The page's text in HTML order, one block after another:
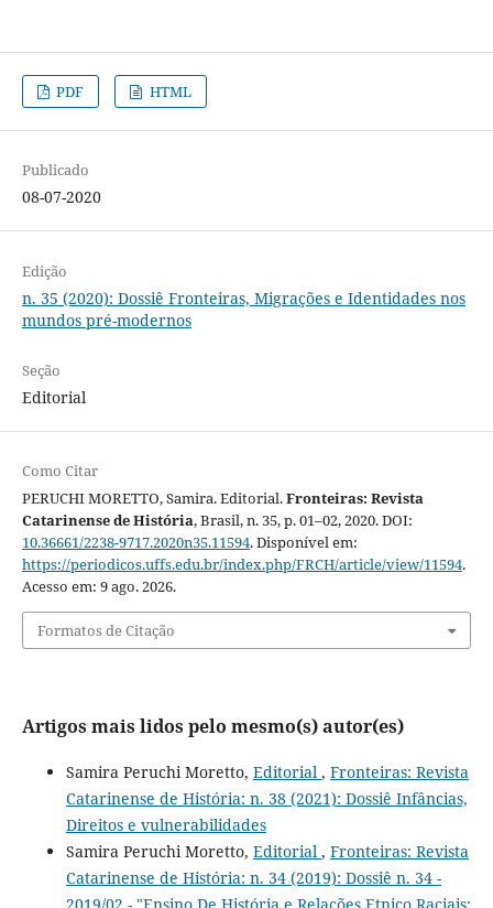
PDF HTML
Publicado
08-07-2020
Edição
n. 35 (2020): Dossiê Fronteiras, Migrações e Identidades nos
mundos pré-modernos
Seção
Editorial
Como Citar
PERUCHI MORETTO, Samira. Editorial.Fronteiras: Revista
Catarinense de História, Brasil, n. 35, p. 01–02, 2020. DOI:
10.36661/2238-9717.2020n35.11594. Disponível em:
https://periodicos.uffs.edu.br/index.php/FRCH/article/view/11594.
Acesso em: 9 ago. 2026.
Formatos de Citação
Artigos mais lidos pelo mesmo(s) autor(es)
Samira Peruchi Moretto, Editorial , Fronteiras: Revista
Catarinense de História: n. 38 (2021): Dossiê Infâncias,
Direitos e vulnerabilidades
Samira Peruchi Moretto, Editorial , Fronteiras: Revista
Catarinense de História: n. 34 (2019): Dossiê n. 34 -